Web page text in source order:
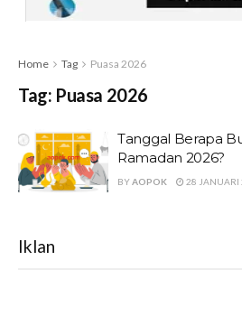
Home Tag Puasa 2026
Tag: Puasa 2026
Tanggal Berapa
Ramadan 2026?
BYAOPOK 28 JANUARI
Iklan